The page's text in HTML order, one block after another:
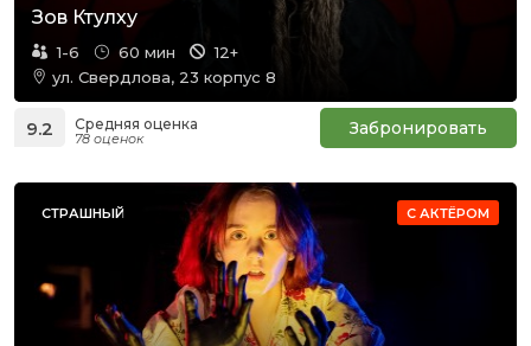
Зов Ктулху
1-6 60 мин
12+
ул. Свердлова, 23 корпус 8
9.2 Средняя оценка
78 оценок Забронировать
С АКТЁРОМ
СТРАШНЫЙ